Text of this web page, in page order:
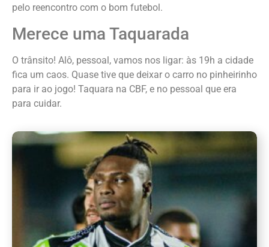
pelo reencontro com o bom futebol.
Merece uma Taquarada
O trânsito! Alô, pessoal, vamos nos ligar: às 19h a cidade
fica um caos. Quase tive que deixar o carro no pinheirinho
para ir ao jogo! Taquara na CBF, e no pessoal que era
para cuidar.